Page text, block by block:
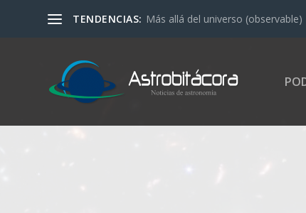
TENDENCIAS: Más allá del universo (observable)